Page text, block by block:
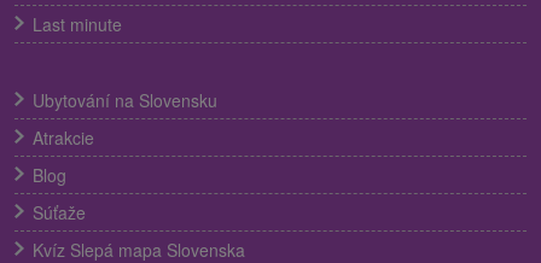
Last minute
Ubytování na Slovensku
Atrakcie
Blog
Súťaže
Kvíz Slepá mapa Slovenska